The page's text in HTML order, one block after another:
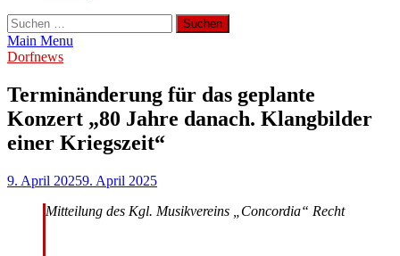
Suchen
nach:
Main Menu
Dorfnews
Terminänderung für das geplante
Konzert „80 Jahre danach. Klangbilder
einer Kriegszeit“
9. April 20259. April 2025
Mitteilung des Kgl. Musikvereins „Concordia“ Recht